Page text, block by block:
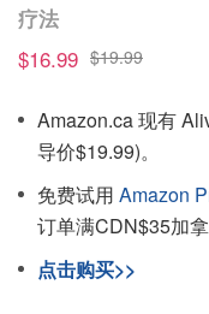
疗法
$16.99 $19.99
Amazon.ca 现有
导价$19.99)。
免费试用 Amazon
订单满CDN$35加拿
点击购买>>